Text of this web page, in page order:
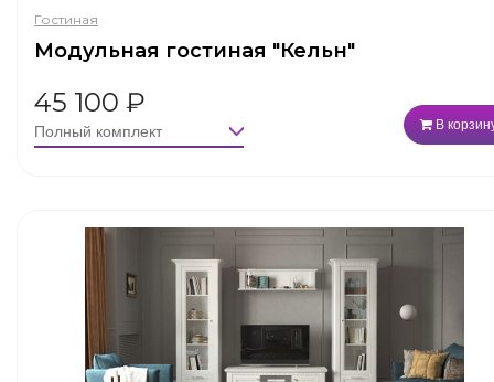
Гостиная
Модульная гостиная "Кельн"
45 100 ₽
В